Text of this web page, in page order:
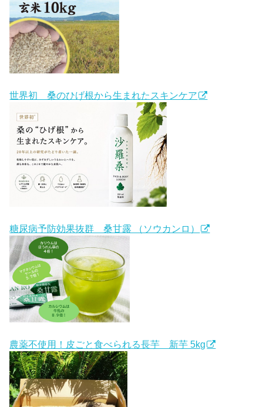
世界初 桑のひげ根から生まれたスキンケア
糖尿病予防効果抜群 桑甘露 （ソウカンロ）
農薬不使用！皮ごと食べられる長芋 新芋 5kg